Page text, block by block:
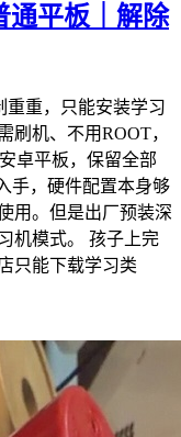
通平板｜解除
重重，只能安装学习
刷机、不用ROOT，
卓平板，保留全部
手，硬件配置本身够
用。但是出厂预装深
机模式。 孩子上完
只能下载学习类